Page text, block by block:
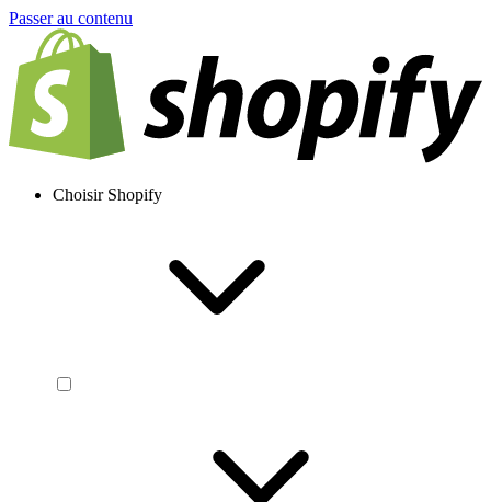
Passer au contenu
Choisir Shopify